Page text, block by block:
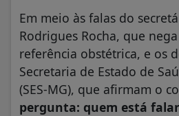
Em meio às falas do
Rodrigues Rocha, que
referência obstétrica, e os
Secretaria de Estado de
(SES-MG), que afirmam o
pergunta: quem está